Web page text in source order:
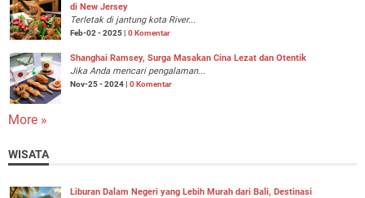
di New Jersey
Terletak di jantung kota River...
Feb-02 - 2025 | 0 Komentar
Shanghai Ramsey, Surga Masakan Cina Lezat dan Otentik
Jika Anda mencari pengalaman...
Nov-25 - 2024 | 0 Komentar
More »
WISATA
Liburan Dalam Negeri yang Lebih Murah dari Bali, Destinasi